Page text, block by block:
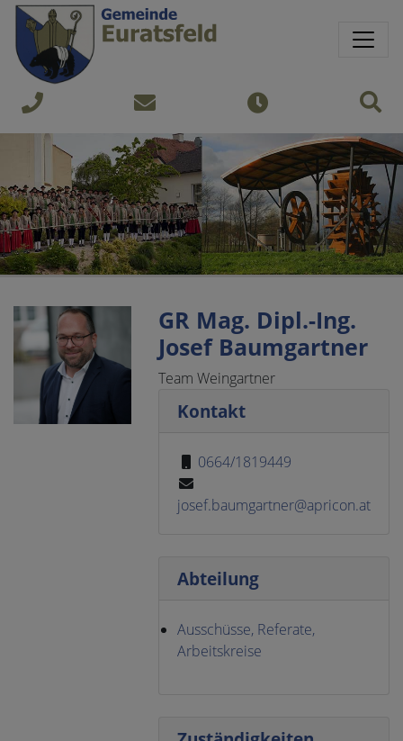
Sprungmarken
Springe direkt zu:
+43
7474
240
gemeinde@euratsfeld.gv.at
Öffnungszeiten
GR Mag. Dipl.-Ing.
Josef Baumgartner
Team Weingartner
Kontakt
0664/1819449
josef.baumgartner@apricon.at
Abteilung
Ausschüsse, Referate,
Arbeitskreise